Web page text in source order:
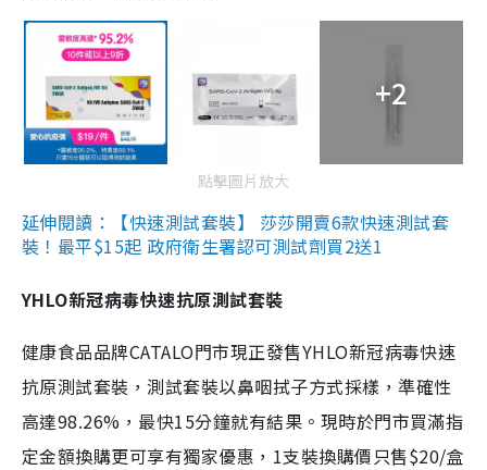
+2
點擊圖片放大
延伸閱讀：【快速測試套裝】 莎莎開賣6款快速測試套
裝！最平$15起 政府衛生署認可測試劑買2送1
YHLO新冠病毒快速抗原測試套裝
健康食品品牌CATALO門市現正發售YHLO新冠病毒快速
抗原測試套裝，測試套裝以鼻咽拭子方式採樣，準確性
高達98.26%，最快15分鐘就有結果。現時於門市買滿指
定金額換購更可享有獨家優惠，1支裝換購價只售$20/盒